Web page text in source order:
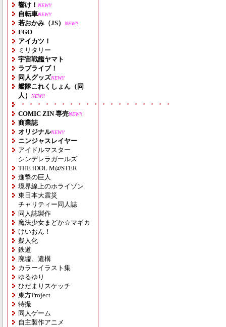
響け！ NEW!!
自転車NEW!!
若おかみ（JS） NEW!!
FGO
アイカツ！
ミリタリー
宇宙戦艦ヤマト
ラブライブ！
同人グッズNEW!!
艦隊これくしょん（同
人）
NEW!!
・・・・・・・・・・・・・・・・・・・
COMIC ZIN 専売NEW!!
商業誌
オリジナルNEW!!
ニンジャスレイヤー
アイドルマスター
シンデレラガールズ
THE iDOL M@STER
進撃の巨人
境界線上のホライゾン
東日本大震災
チャリティー同人誌
同人誌製作
魔法少女まどか☆マギカ
けいおん！
擬人化
鉄道
廃墟、遺構
カラーイラスト集
ゆるゆり
ひだまりスケッチ
東方Project
特撮
同人ゲーム
自主製作アニメ